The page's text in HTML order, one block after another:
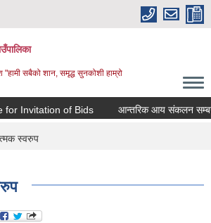
"हामी सबैको शान, समृद्ध सुनकोशी हाम्रो
of Bids आन्तरिक आय संकलन सम्बन्धी
स्वरुप